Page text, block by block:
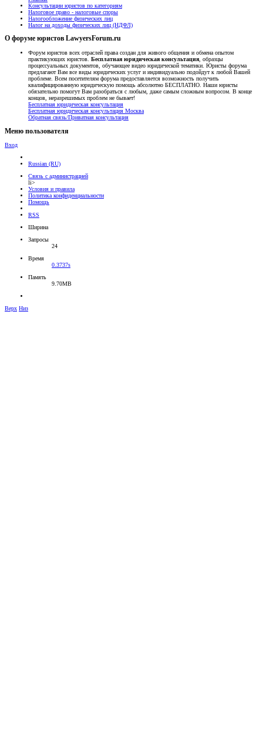
Консультации юристов по категориям
Налоговое право - налоговые споры
Налогообложение физических лиц
Налог на доходы физических лиц (НДФЛ)
О форуме юристов LawyersForum.ru
Форум юристов всех отраслей права создан для живого общения и обмена опытом
практикующих юристов. Бесплатная юридическая консультация , образцы
процессуальных документов, обучающее видео юридической тематики. Юристы форума
предлагают Вам все виды юридических услуг и индивидуально подойдут к любой Вашей
проблеме. Всем посетителям форума предоставляется возможность получить
квалифицированную юридическую помощь абсолютно БЕСПЛАТНО. Наши юристы
обязательно помогут Вам разобраться с любым, даже самым сложным вопросом. В конце
концов, неразрешимых проблем не бывает!
Бесплатная юридическая консультация
Бесплатная юридическая консультация Москва
Обратная связь/Приватная консультация
Меню пользователя
Вход
Russian (RU)
Связь с администрацией
li>
Условия и правила
Политика конфиденциальности
Помощь
RSS
Ширина
Запросы
24
Время
0.3737s
Память
9.70MB
Верх Низ